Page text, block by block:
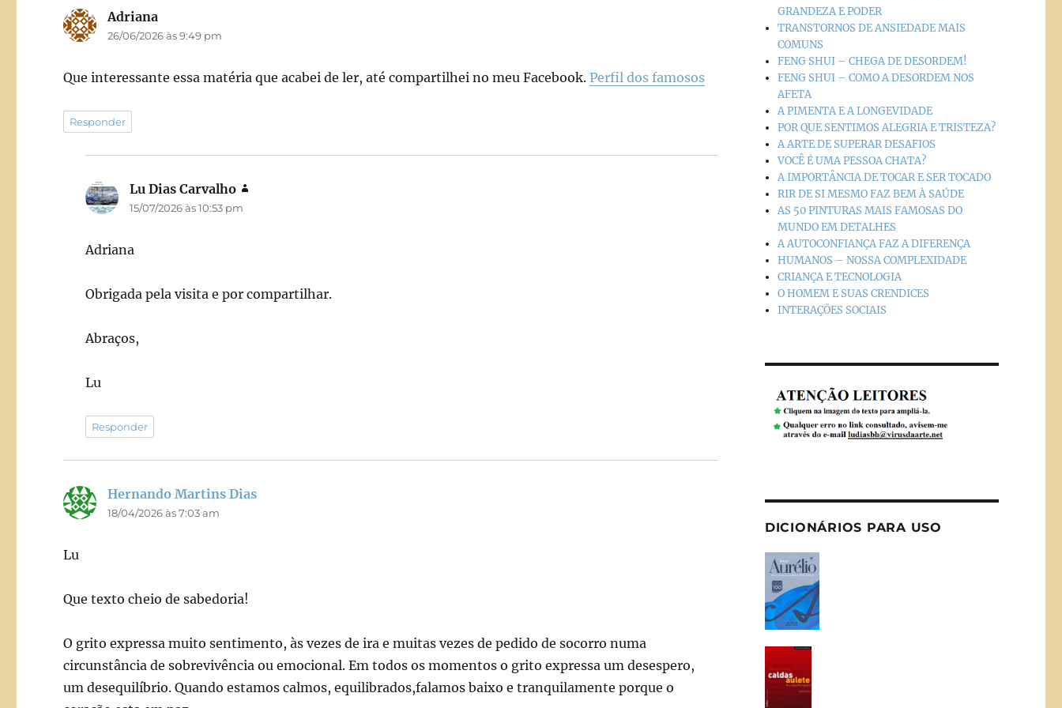
Adriana
26/06/2026 às 9:49 pm
Que interessante essa matéria que acabei de ler, até compartilhei no meu Facebook. Perfil dos famosos
Responder
Lu Dias Carvalho
15/07/2026 às 10:53 pm
Adriana
Obrigada pela visita e por compartilhar.
Abraços,
Lu
Responder
Hernando Martins Dias
18/04/2026 às 7:03 am
Lu
Que texto cheio de sabedoria!
O grito expressa muito sentimento, às vezes de ira e muitas vezes de pedido de socorro numa
circunstância de sobrevivência ou emocional. Em todos os momentos o grito expressa um desespero,
um desequilíbrio. Quando estamos calmos, equilibrados,falamos baixo e tranquilamente porque o
GRANDEZA E PODER
TRANSTORNOS DE ANSIEDADE MAIS
COMUNS
FENG SHUI – CHEGA DE DESORDEM!
FENG SHUI – COMO A DESORDEM NOS
AFETA
A PIMENTA E A LONGEVIDADE
POR QUE SENTIMOS ALEGRIA E TRISTEZA?
A ARTE DE SUPERAR DESAFIOS
VOCÊ É UMA PESSOA CHATA?
A IMPORTÂNCIA DE TOCAR E SER TOCADO
RIR DE SI MESMO FAZ BEM À SAÚDE
AS 50 PINTURAS MAIS FAMOSAS DO
MUNDO EM DETALHES
A AUTOCONFIANÇA FAZ A DIFERENÇA
HUMANOS – NOSSA COMPLEXIDADE
CRIANÇA E TECNOLOGIA
O HOMEM E SUAS CRENDICES
INTERAÇÕES SOCIAIS
DICIONÁRIOS PARA USO